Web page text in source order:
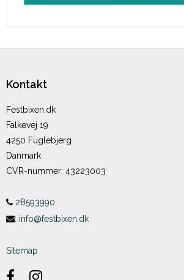
Kontakt
Festbixen.dk
Falkevej 19
4250 Fuglebjerg
Danmark
CVR-nummer: 43223003
28593990
: info@festbixen.dk
Sitemap